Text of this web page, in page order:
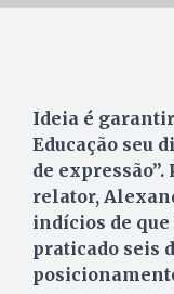
Ideia é
Educação seu
de expressão”.
relator,
indícios de
praticado seis